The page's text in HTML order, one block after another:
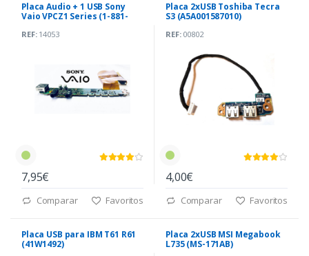
Placa Audio + 1 USB Sony
Vaio VPCZ1 Series (1-881-
REF:14053
7,95€
Comparar Favoritos
Placa 2xUSB Toshiba Tecra
S3 (A5A001587010)
REF:00802
4,00€
Comparar Favoritos
Placa USB para IBM T61 R61
(41W1492)
Placa 2xUSB MSI Megabook
L735 (MS-171AB)